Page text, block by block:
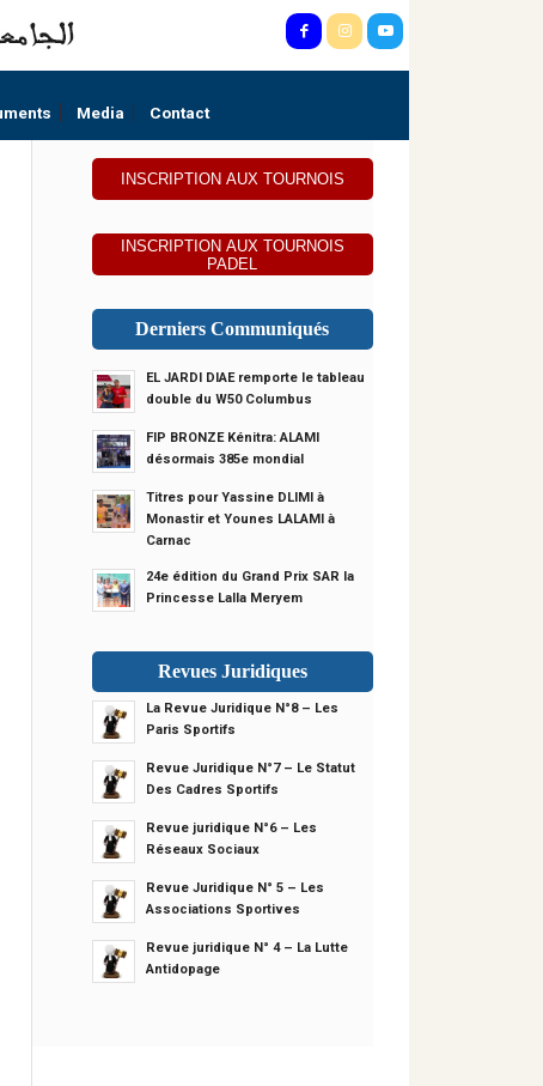
Media Contact
INSCRIPTION AUX TOURNOIS
INSCRIPTION AUX TOURNOIS
PADEL
Derniers Communiqués
EL JARDI DIAE remporte le tableau
double du W50 Columbus
FIP BRONZE Kénitra: ALAMI
désormais 385e mondial
Titres pour Yassine DLIMI à
Monastir et Younes LALAMI à
Carnac
24e édition du Grand Prix SAR la
Princesse Lalla Meryem
Revues Juridiques
La Revue Juridique N°8 – Les
Paris Sportifs
Revue Juridique N°7 – Le Statut
Des Cadres Sportifs
Revue juridique N°6 – Les
Réseaux Sociaux
Revue Juridique N° 5 – Les
Associations Sportives
Revue juridique N° 4 – La Lutte
Antidopage